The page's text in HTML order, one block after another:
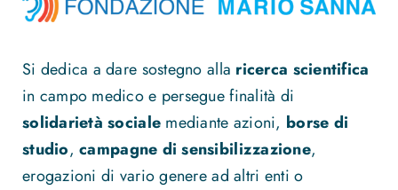
Si dedica a dare sostegno alla ricerca scientifica
in campo medico e persegue finalità di
solidarietà sociale mediante azioni, borse di
studio,campagne di sensibilizzazione,
erogazioni di vario genere ad altri enti o